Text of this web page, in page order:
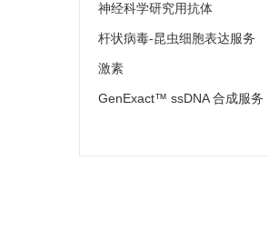
神经科学研究用抗体
杆状病毒-昆虫细胞表达服务
激素
GenExact™ ssDNA 合成服务